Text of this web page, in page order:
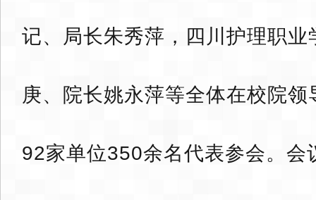
记、局长朱秀萍，四川护理职业
庚、院长姚永萍等全体在校院
92家单位350余名代表参会。会